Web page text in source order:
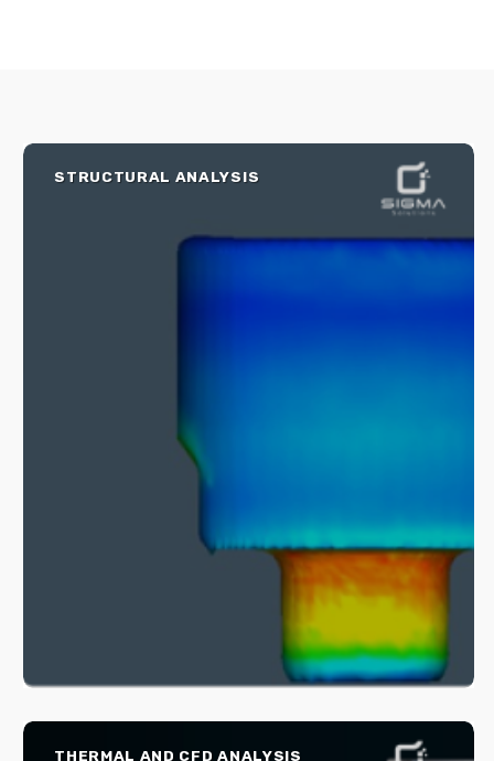
STRUCTURAL ANALYSIS
THERMAL AND CFD ANALYSIS